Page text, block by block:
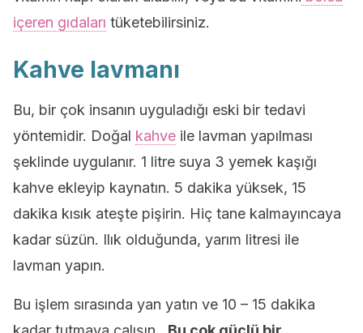
içeren gıdaları tüketebilirsiniz.
Kahve lavmanı
Bu, bir çok insanın uyguladığı eski bir tedavi
yöntemidir. Doğal kahve ile lavman yapılması
şeklinde uygulanır. 1 litre suya 3 yemek kaşığı
kahve ekleyip kaynatın. 5 dakika yüksek, 15
dakika kısık ateşte pişirin. Hiç tane kalmayıncaya
kadar süzün. Ilık olduğunda, yarım litresi ile
lavman yapın.
Bu işlem sırasında yan yatın ve 10 – 15 dakika